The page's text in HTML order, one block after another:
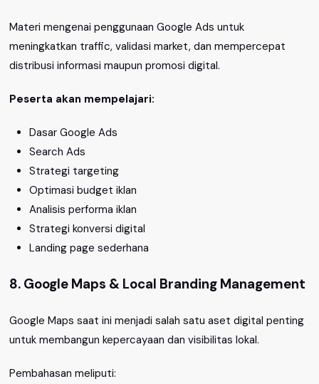
Materi mengenai penggunaan Google Ads untuk
meningkatkan traffic, validasi market, dan mempercepat
distribusi informasi maupun promosi digital.
Peserta akan mempelajari:
Dasar Google Ads
Search Ads
Strategi targeting
Optimasi budget iklan
Analisis performa iklan
Strategi konversi digital
Landing page sederhana
8. Google Maps & Local Branding Management
Google Maps saat ini menjadi salah satu aset digital penting
untuk membangun kepercayaan dan visibilitas lokal.
Pembahasan meliputi: